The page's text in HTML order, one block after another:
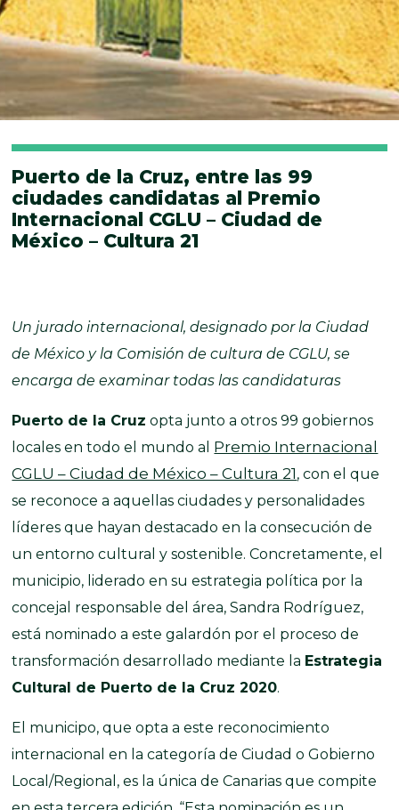
Puerto de la Cruz, entre las 99
ciudades candidatas al Premio
Internacional CGLU – Ciudad de
México – Cultura 21
Un jurado internacional, designado por la Ciudad
de México y la Comisión de cultura de CGLU, se
encarga de examinar todas las candidaturas
Puerto de la Cruz opta junto a otros 99 gobiernos
locales en todo el mundo al Premio Internacional
CGLU – Ciudad de México – Cultura 21, con el que
se reconoce a aquellas ciudades y personalidades
líderes que hayan destacado en la consecución de
un entorno cultural y sostenible. Concretamente, el
municipio, liderado en su estrategia política por la
concejal responsable del área, Sandra Rodríguez,
está nominado a este galardón por el proceso de
transformación desarrollado mediante la Estrategia
Cultural de Puerto de la Cruz 2020.
El municipo, que opta a este reconocimiento
internacional en la categoría de Ciudad o Gobierno
Local/Regional, es la única de Canarias que compite